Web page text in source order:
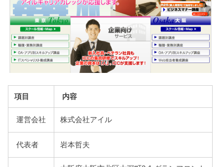
項目 内容
運営会社 株式会社アイル
代表者 岩本哲夫